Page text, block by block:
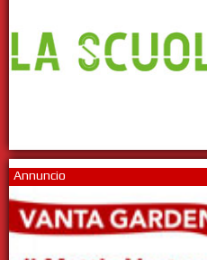
Annuncio